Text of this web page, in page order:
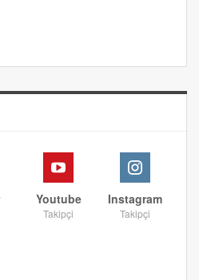
Youtube
Takipçi
Instagram
Takipçi